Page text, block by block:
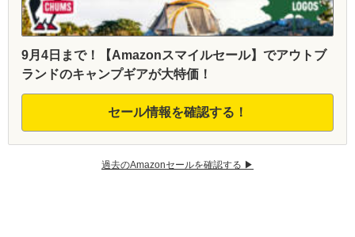
9月4日まで！【Amazonスマイルセール】でアウトブ
ランドのキャンプギアが大特価！
セール情報を確認する！
過去のAmazonセールを確認する ▶︎